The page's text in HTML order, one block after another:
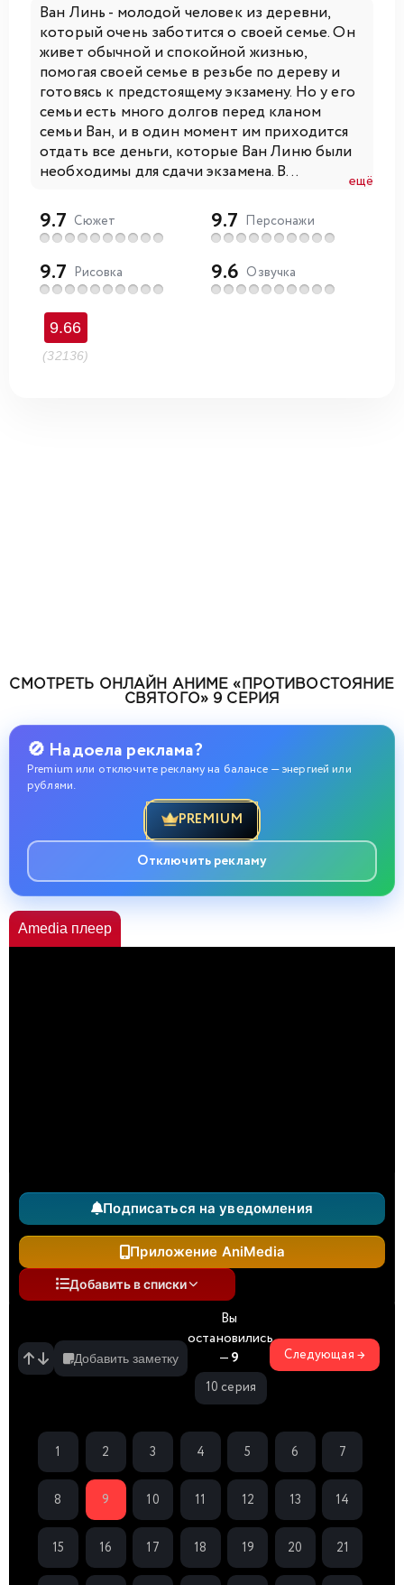
Ван Линь - молодой человек из деревни,
который очень заботится о своей семье. Он
живет обычной и спокойной жизнью,
помогая своей семье в резьбе по дереву и
готовясь к предстоящему экзамену. Но у его
семьи есть много долгов перед кланом
семьи Ван, и в один момент им приходится
отдать все деньги, которые Ван Линю были
необходимы для сдачи экзамена. В...
ещё
9.7 Сюжет 9.7 Персонажи
9.7 Рисовка 9.6 Озвучка
9.66
(32136)
СМОТРЕТЬ ОНЛАЙН АНИМЕ «ПРОТИВОСТОЯНИЕ
СВЯТОГО» 9 СЕРИЯ
🚫 Надоела реклама?
Premium или отключите рекламу на балансе — энергией или
рублями.
PREMIUM
Отключить рекламу
Amedia плеер
Подписаться на уведомления
Приложение AniMedia
Добавить в списки
Добавить заметку
Вы
остановились
—9
10 серия
Следующая →
1 2 3 4 5 6 7
8 9 10 11 12 13 14
15 16 17 18 19 20 21